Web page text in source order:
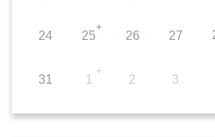
24 25
+
26 27
31 1
+
2 3